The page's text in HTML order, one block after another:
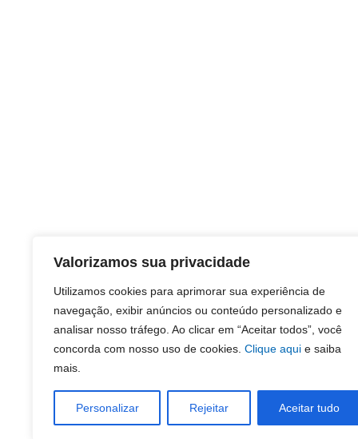
Valorizamos sua privacidade
Utilizamos cookies para aprimorar sua experiência de
navegação, exibir anúncios ou conteúdo personalizado e
analisar nosso tráfego. Ao clicar em “Aceitar todos”, você
concorda com nosso uso de cookies. Clique aqui e saiba
mais.
Personalizar Rejeitar Aceitar tudo